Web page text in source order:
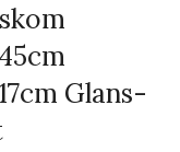
Glans-